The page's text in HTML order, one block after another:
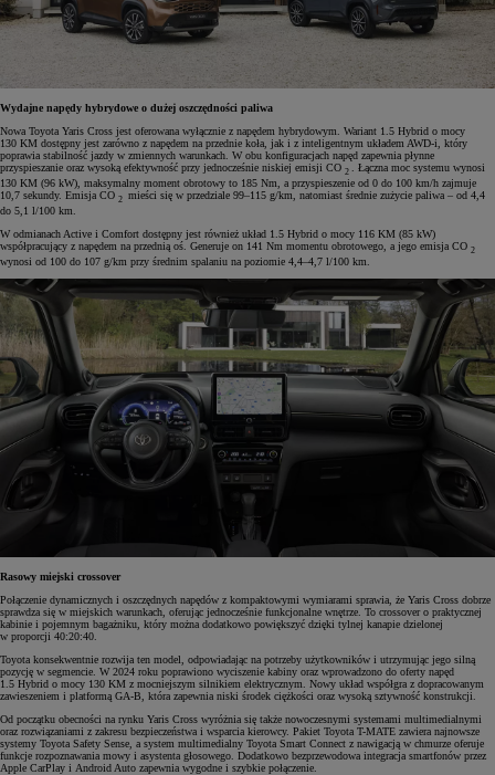
Wydajne napędy hybrydowe o dużej oszczędności paliwa
Nowa Toyota Yaris Cross jest oferowana wyłącznie z napędem hybrydowym. Wariant 1.5 Hybrid o mocy
130 KM dostępny jest zarówno z napędem na przednie koła, jak i z inteligentnym układem AWD-i, który
poprawia stabilność jazdy w zmiennych warunkach. W obu konfiguracjach napęd zapewnia płynne
przyspieszanie oraz wysoką efektywność przy jednocześnie niskiej emisji CO 2
. Łączna moc systemu wynosi
130 KM (96 kW), maksymalny moment obrotowy to 185 Nm, a przyspieszenie od 0 do 100 km/h zajmuje
10,7 sekundy. Emisja CO 2 mieści się w przedziale 99–115 g/km, natomiast średnie zużycie paliwa – od 4,4
do 5,1 l/100 km.
W odmianach Active i Comfort dostępny jest również układ 1.5 Hybrid o mocy 116 KM (85 kW)
współpracujący z napędem na przednią oś. Generuje on 141 Nm momentu obrotowego, a jego emisja CO 2
wynosi od 100 do 107 g/km przy średnim spalaniu na poziomie 4,4–4,7 l/100 km.
Rasowy miejski crossover
Połączenie dynamicznych i oszczędnych napędów z kompaktowymi wymiarami sprawia, że Yaris Cross dobrze
sprawdza się w miejskich warunkach, oferując jednocześnie funkcjonalne wnętrze. To crossover o praktycznej
kabinie i pojemnym bagażniku, który można dodatkowo powiększyć dzięki tylnej kanapie dzielonej
w proporcji 40:20:40.
Toyota konsekwentnie rozwija ten model, odpowiadając na potrzeby użytkowników i utrzymując jego silną
pozycję w segmencie. W 2024 roku poprawiono wyciszenie kabiny oraz wprowadzono do oferty napęd
1.5 Hybrid o mocy 130 KM z mocniejszym silnikiem elektrycznym. Nowy układ współgra z dopracowanym
zawieszeniem i platformą GA-B, która zapewnia niski środek ciężkości oraz wysoką sztywność konstrukcji.
Od początku obecności na rynku Yaris Cross wyróżnia się także nowoczesnymi systemami multimedialnymi
oraz rozwiązaniami z zakresu bezpieczeństwa i wsparcia kierowcy. Pakiet Toyota T-MATE zawiera najnowsze
systemy Toyota Safety Sense, a system multimedialny Toyota Smart Connect z nawigacją w chmurze oferuje
funkcje rozpoznawania mowy i asystenta głosowego. Dodatkowo bezprzewodowa integracja smartfonów przez
Apple CarPlay i Android Auto zapewnia wygodne i szybkie połączenie.